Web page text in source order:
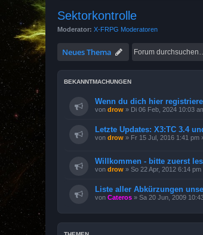
Sektorkontrolle
Moderator: X-FRPG Moderatoren
Neues Thema
BEKANNTMACHUNGEN
Wenn du dich hier
von drow » Di 06 Feb, 2024 10:03
Letzte Updates: X3:TC 3.4
von drow » Fr 15 Jul, 2016 1:41 pm
Willkommen - bitte zuerst
von drow » So 22 Apr, 2012 6:14 pm
Liste aller Abkürzungen
von Cateros » Sa 20 Jun, 2009